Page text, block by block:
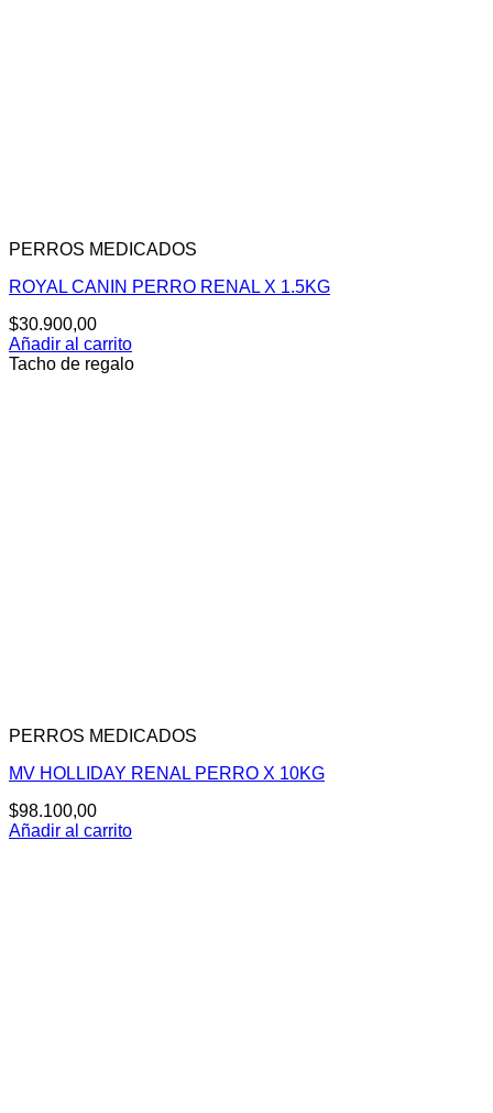
PERROS MEDICADOS
ROYAL CANIN PERRO RENAL X 1.5KG
$30.900,00
Añadir al carrito
Tacho de regalo
PERROS MEDICADOS
MV HOLLIDAY RENAL PERRO X 10KG
$98.100,00
Añadir al carrito